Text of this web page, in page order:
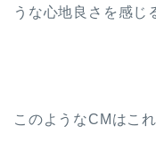
うな心地良さを感じ
このようなCMはこ